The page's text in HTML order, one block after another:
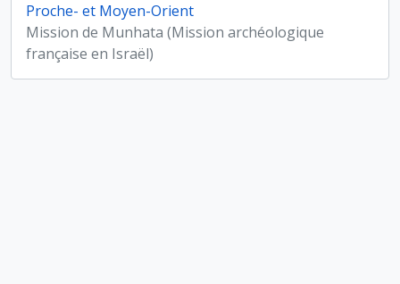
Proche- et Moyen-Orient
Mission de Munhata (Mission archéologique
française en Israël)